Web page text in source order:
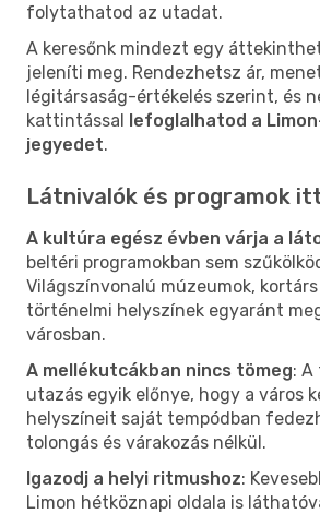
folytathatod az utadat.
A keresőnk mindezt egy
jeleníti meg. Rendezhetsz ár,
légitársaság-értékelés szerint, és
kattintással lefoglalhatod a
jegyedet.
Látnivalók és programok
A kultúra egész évben várja a
beltéri programokban sem
Világszínvonalú múzeumok,
történelmi helyszínek egyaránt
városban.
A mellékutcákban nincs tömeg: A
utazás egyik előnye, hogy a város
helyszíneit saját tempódban
tolongás és várakozás nélkül.
Igazodj a helyi ritmushoz:
Limon hétköznapi oldala is